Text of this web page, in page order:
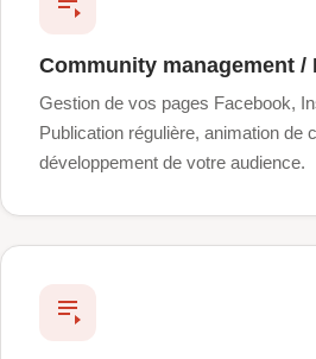
Community management /
Gestion de vos pages Facebook,
Publication régulière, animation de
développement de votre audience.